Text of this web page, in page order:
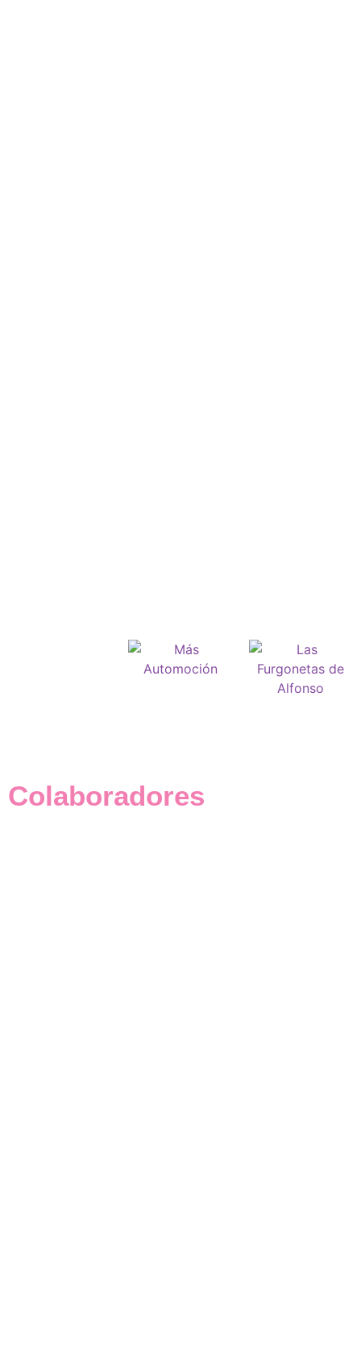
Colaboradores